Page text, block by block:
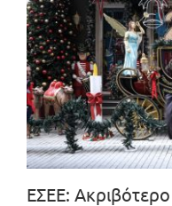
EΣΕΕ: